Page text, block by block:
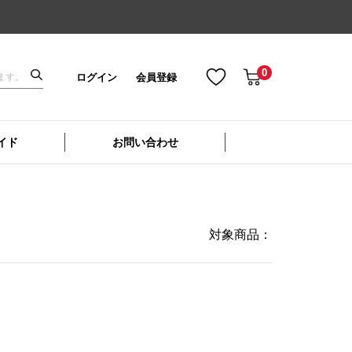
ログイン 会員登録 0
ド お問い合わせ
対象商品：